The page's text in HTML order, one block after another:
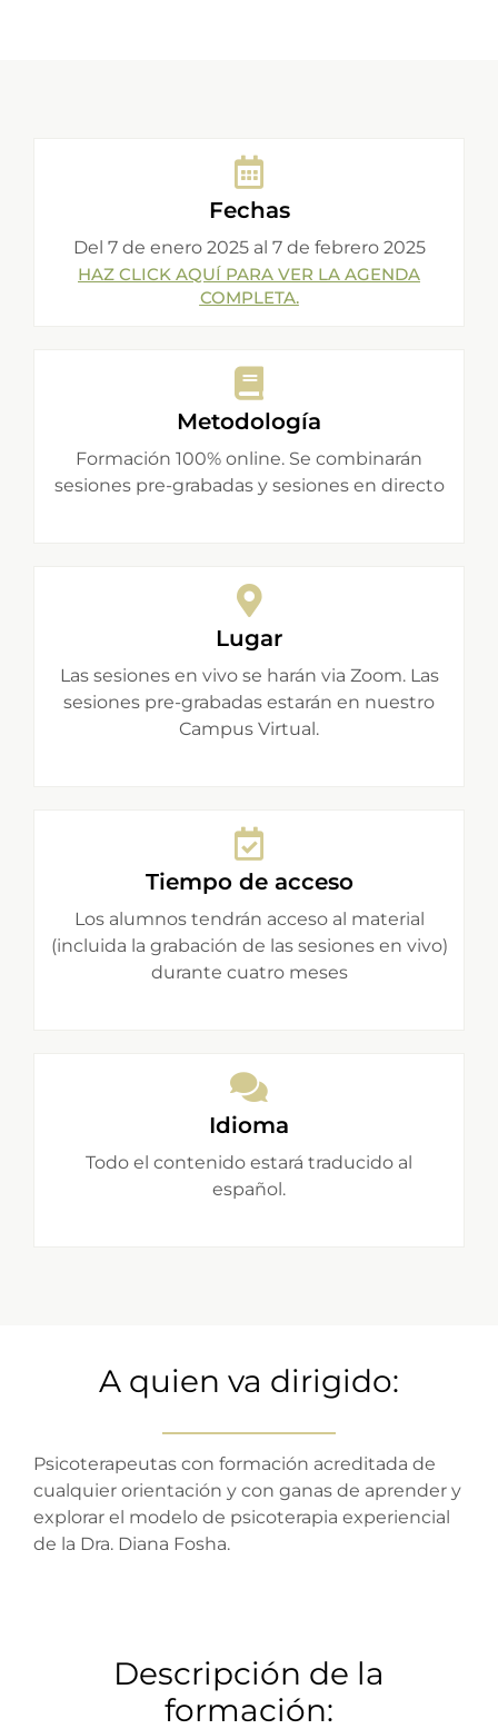
Fechas
Del 7 de enero 2025 al 7 de febrero 2025
HAZ CLICK AQUÍ PARA VER LA AGENDA
COMPLETA.
Metodología
Formación 100% online. Se combinarán
sesiones pre-grabadas y sesiones en directo
Lugar
Las sesiones en vivo se harán via Zoom. Las
sesiones pre-grabadas estarán en nuestro
Campus Virtual.
Tiempo de acceso
Los alumnos tendrán acceso al material
(incluida la grabación de las sesiones en vivo)
durante cuatro meses
Idioma
Todo el contenido estará traducido al
español.
A quien va dirigido:
Psicoterapeutas con formación acreditada de
cualquier orientación y con ganas de aprender y
explorar el modelo de psicoterapia experiencial
de la Dra. Diana Fosha.
Descripción de la
formación: